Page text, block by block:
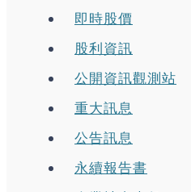
即時股價
股利資訊
公開資訊觀測站
重大訊息
公告訊息
永續報告書